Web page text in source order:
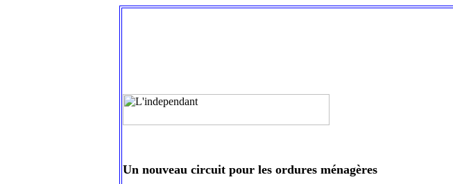
Un nouveau circuit pour les ordures ménagères